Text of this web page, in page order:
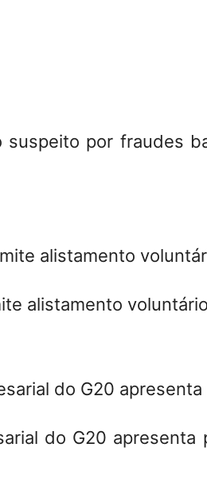
suspeito por fraudes
alistamento
do G20